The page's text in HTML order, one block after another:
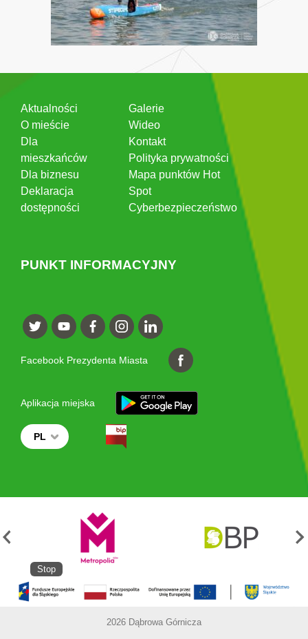
Aktualności
O mieście
Dla
mieszkańców
Dla biznesu
Deklaracja
dostępności
Galerie
Wideo
Kontakt
Polityka prywatności
Mapa punktów Hot
Spot
Cyberbezpieczeństwo
PUNKT INFORMACYJNY
Facebook Prezydenta Miasta
Aplikacja miejska
PL
Stop
2026 Dąbrowa Górnicza